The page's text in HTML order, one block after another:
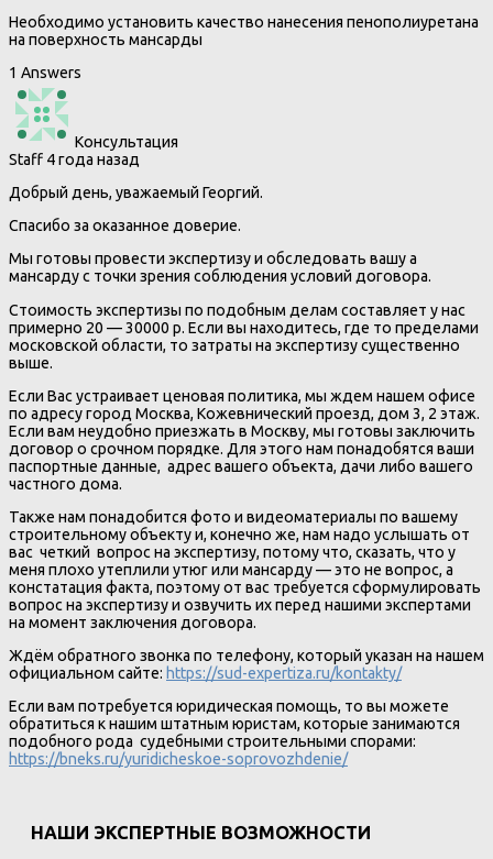
Необходимо установить качество нанесения пенополиуретана
на поверхность мансарды
1 Answers
Консультация
Staff 4 года назад
Добрый день, уважаемый Георгий.
Спасибо за оказанное доверие.
Мы готовы провести экспертизу и обследовать вашу а
мансарду с точки зрения соблюдения условий договора.
Стоимость экспертизы по подобным делам составляет у нас
примерно 20 — 30000 р. Если вы находитесь, где то пределами
московской области, то затраты на экспертизу существенно
выше.
Если Вас устраивает ценовая политика, мы ждем нашем офисе
по адресу город Москва, Кожевнический проезд, дом 3, 2 этаж.
Если вам неудобно приезжать в Москву, мы готовы заключить
договор о срочном порядке. Для этого нам понадобятся ваши
паспортные данные, адрес вашего объекта, дачи либо вашего
частного дома.
Также нам понадобится фото и видеоматериалы по вашему
строительному объекту и, конечно же, нам надо услышать от
вас четкий вопрос на экспертизу, потому что, сказать, что у
меня плохо утеплили утюг или мансарду — это не вопрос, а
констатация факта, поэтому от вас требуется сформулировать
вопрос на экспертизу и озвучить их перед нашими экспертами
на момент заключения договора.
Ждём обратного звонка по телефону, который указан на нашем
официальном сайте: https://sud-expertiza.ru/kontakty/
Если вам потребуется юридическая помощь, то вы можете
обратиться к нашим штатным юристам, которые занимаются
подобного рода судебными строительными спорами:
https://bneks.ru/yuridicheskoe-soprovozhdenie/
НАШИ ЭКСПЕРТНЫЕ ВОЗМОЖНОСТИ